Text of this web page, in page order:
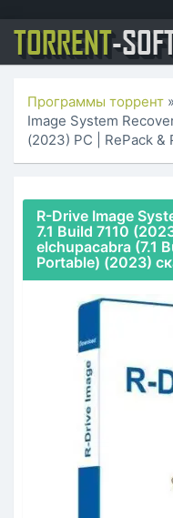
TORRENT-
Программы торрент »
Image System
(2023) PC | RePack
R-Drive Image
7.1 Build 7110
elchupacabra (7.1
Portable) (2023)